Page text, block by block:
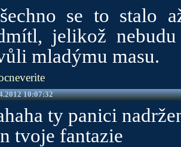
se to stalo
jelikož
mladýmu masu.
10:07:32
ty panici
tvoje fantazie